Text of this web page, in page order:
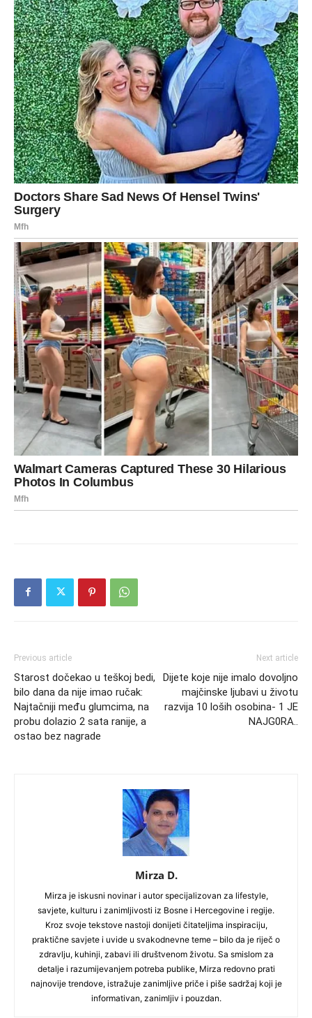
Previous article
Starost dočekao u teškoj bedi,
bilo dana da nije imao ručak:
Najtačniji među glumcima, na
probu dolazio 2 sata ranije, a
ostao bez nagrade
Next article
Dijete koje nije imalo dovoljno
majčinske ljubavi u životu
razvija 10 loših osobina- 1 JE
NAJG0RA..
Mirza D.
Mirza je iskusni novinar i autor specijalizovan za lifestyle,
savjete, kulturu i zanimljivosti iz Bosne i Hercegovine i regije.
Kroz svoje tekstove nastoji donijeti čitateljima inspiraciju,
praktične savjete i uvide u svakodnevne teme – bilo da je riječ o
zdravlju, kuhinji, zabavi ili društvenom životu. Sa smislom za
detalje i razumijevanjem potreba publike, Mirza redovno prati
najnovije trendove, istražuje zanimljive priče i piše sadržaj koji je
informativan, zanimljiv i pouzdan.